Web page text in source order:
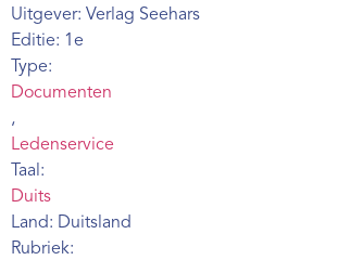
Uitgever: Verlag Seehars
Editie: 1e
Type:
Documenten
,
Ledenservice
Taal:
Duits
Land: Duitsland
Rubriek: